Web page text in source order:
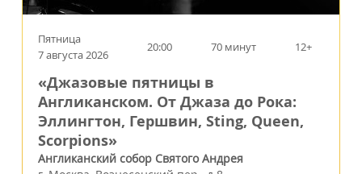
Пятница
7 августа 2026
20:00 70 минут 12+
«Джазовые пятницы в
Англиканском. От Джаза до Рока:
Эллингтон, Гершвин, Sting, Queen,
Scorpions»
Англиканский собор Святого Андрея